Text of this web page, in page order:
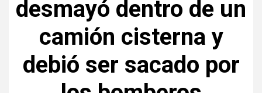
desmayó dentro de un
camión cisterna y
debió ser sacado por